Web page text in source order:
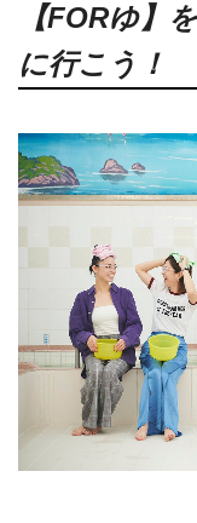
【FORゆ】
に行こう！